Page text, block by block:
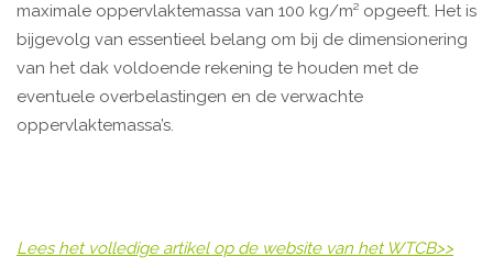
maximale oppervlaktemassa van 100 kg/m² opgeeft. Het is
bijgevolg van essentieel belang om bij de dimensionering
van het dak voldoende rekening te houden met de
eventuele overbelastingen en de verwachte
oppervlaktemassa’s.
Lees het volledige artikel op de website van het WTCB>>